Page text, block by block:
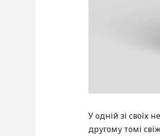
У одній зі своїх
другому томі